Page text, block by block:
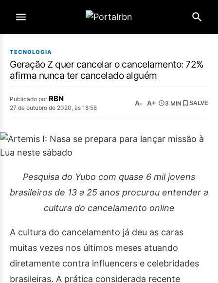
TECNOLOGIA
Geração Z quer cancelar o cancelamento: 72%
afirma nunca ter cancelado alguém
Publicado por RBN
27 de outubro de 2020, às 18:58
A- A+ 3 MIN SALVE
Pesquisa do Yubo com quase 6 mil jovens
brasileiros de 13 a 25 anos procurou entender a
cultura do cancelamento online
A cultura do cancelamento já deu as caras
muitas vezes nos últimos meses atuando
diretamente contra influencers e celebridades
brasileiras. A prática considerada recente